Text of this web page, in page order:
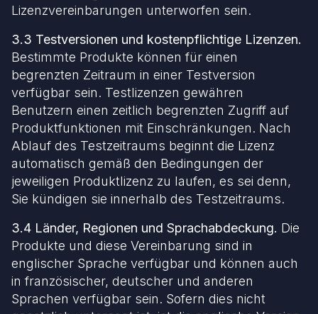
Lizenzvereinbarungen unterworfen sein.
3.3 Testversionen und kostenpflichtige Lizenzen.
Bestimmte Produkte können für einen
begrenzten Zeitraum in einer Testversion
verfügbar sein. Testlizenzen gewähren
Benutzern einen zeitlich begrenzten Zugriff auf
Produktfunktionen mit Einschränkungen. Nach
Ablauf des Testzeitraums beginnt die Lizenz
automatisch gemäß den Bedingungen der
jeweiligen Produktlizenz zu laufen, es sei denn,
Sie kündigen sie innerhalb des Testzeitraums.
3.4 Länder, Regionen und Sprachabdeckung. Die
Produkte und diese Vereinbarung sind in
englischer Sprache verfügbar und können auch
in französischer, deutscher und anderen
Sprachen verfügbar sein. Sofern dies nicht